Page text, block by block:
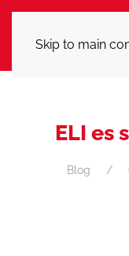
Skip to main
ELI es
Blog